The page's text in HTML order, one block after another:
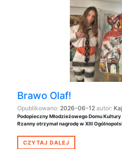
Brawo Olaf!
Opublikowano: 2026-06-12 autor:
Podopieczny Młodzieżowego Domu Kultury
Rzanny otrzymał nagrodę w XIII
CZYTAJ DALEJ